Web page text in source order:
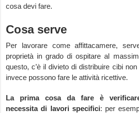
cosa devi fare.
Cosa serve
Per lavorare come affittacamere,
proprietà in grado di ospitare al
questo, c’è il divieto di distribuire cibi
invece possono fare le attività ricettive.
La prima cosa da fare è
necessita di lavori specifici: per